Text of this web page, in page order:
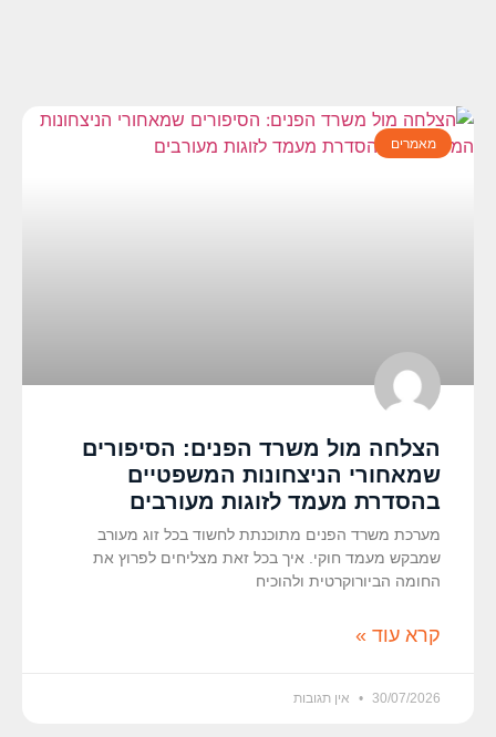
מאמרים
הצלחה מול משרד הפנים: הסיפורים
שמאחורי הניצחונות המשפטיים
בהסדרת מעמד לזוגות מעורבים
מערכת משרד הפנים מתוכנתת לחשוד בכל זוג מעורב
שמבקש מעמד חוקי. איך בכל זאת מצליחים לפרוץ את
החומה הביורוקרטית ולהוכיח
קרא עוד »
30/07/2026 אין תגובות